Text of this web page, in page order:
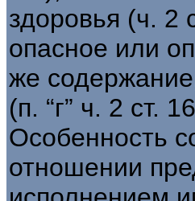
здоровья (ч. 2
опасное или
же
(п. “г” ч. 2 ст.
Особенность
отношении